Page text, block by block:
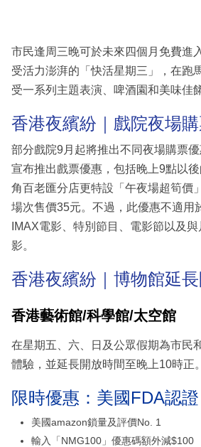
市民逢周三晚可於未來四個月免費進
受活力澎湃的「快活星期三」，在跑
受一系列主題表演、啤酒園和美味佳餚
香港夜繽紛｜戲院夜場
部分戲院9月起將推出不同夜場購票
宣布推出戲票優惠，包括晚上9點以
角百老匯分店更特設「午夜場超筍價
場次售價35元。不過，此優惠不適用
IMAX電影、特別節目、電影節以及
影。
香港夜繽紛｜博物館延
香港藝術館/科學館/太空館
在星期五、六、日及公眾假期為市民
體驗，並延長開放時間至晚上10時正。
限時優惠：美國FDA認
美國amazon鎖量及評價No. 1
輸入「NMG100」優惠碼額外減$100